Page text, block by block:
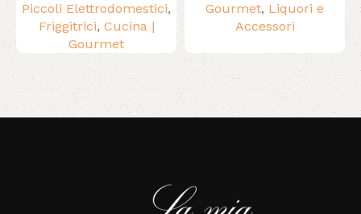
Piccoli Elettrodomestici,
Friggitrici, Cucina |
Gourmet
Gourmet, Liquori e
Accessori
Read More